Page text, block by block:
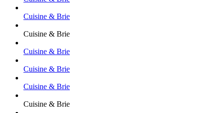
Cuisine & Brie
Cuisine & Brie
Cuisine & Brie
Cuisine & Brie
Cuisine & Brie
Cuisine & Brie